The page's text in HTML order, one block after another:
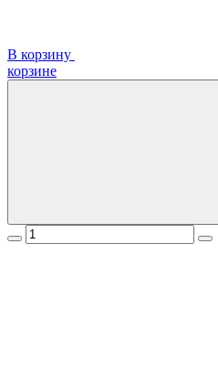
В корзину
корзинe